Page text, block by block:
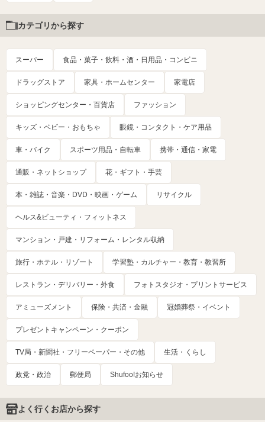
カテゴリから探す
スーパー 食品・菓子・飲料・酒・日用品・コンビニ
ドラッグストア 家具・ホームセンター 家電店
ショッピングセンター・百貨店 ファッション
キッズ・ベビー・おもちゃ 眼鏡・コンタクト・ケア用品
車・バイク スポーツ用品・自転車 携帯・通信・家電
通販・ネットショップ 花・ギフト・手芸
本・雑誌・音楽・DVD・映画・ゲーム リサイクル
ヘルス&ビューティ・フィットネス
マンション・戸建・リフォーム・レンタル収納
旅行・ホテル・リゾート 学習塾・カルチャー・教育・教習所
レストラン・デリバリー・外食 フォトスタジオ・プリントサービス
アミューズメント 保険・共済・金融 冠婚葬祭・イベント
プレゼントキャンペーン・クーポン
TV局・新聞社・フリーペーパー・その他 生活・くらし
政党・政治 郵便局 Shufoo!お知らせ
よく行くお店から探す